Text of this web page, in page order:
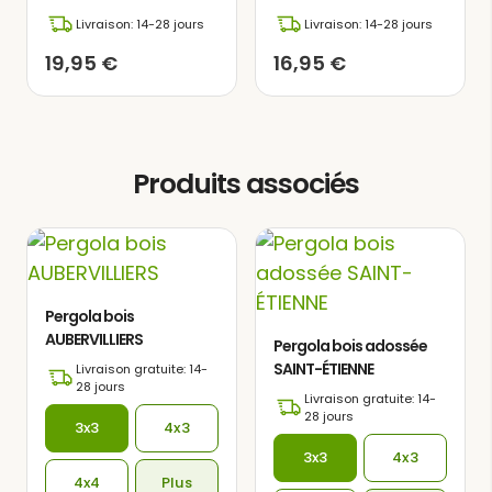
moments de détente et de confort
parfaits pour savourer la lecture dans
un environnement serein et paisible.
Livraison: 14-28 jours
19,95 €
Livraison: 14-28 jours
16,95 €
Produits associés
Pergola bois
AUBERVILLIERS
Livraison gratuite: 14-
28 jours
3x3 4x3
4x4 Plus
Pergola bois adossée
SAINT-ÉTIENNE
Livraison gratuite: 14-
28 jours
3x3 4x3